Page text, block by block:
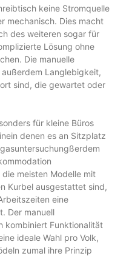
keine Stromquelle
mechanisch. Dies macht
des weiteren sogar für
Lösung ohne
Die manuelle
Langlebigkeit,
sind, die gewartet oder
für kleine Büros
denen es an Sitzplatz
meisten Modelle mit
Kurbel ausgestattet sind,
eine
Der manuell
kombiniert Funktionalität
ideale Wahl pro Volk,
zumal ihre Prinzip